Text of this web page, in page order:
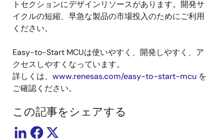
V3
RH850/F1KM-
S4-V3
RH850/F1KH-
D8
Y-ASK-
RH850F1KH-
176pin/
トセクションにデザインリソースがあります。開発サ
イクルの短縮、早急な製品の市場投入のためにご利用
ください。
Easy-to-Start MCUは使いやすく、開発しやすく、ア
クセスしやすくなっています。
詳しくは、 www.renesas.com/easy-to-start-mcu を
ご確認ください。
この記事をシェアする